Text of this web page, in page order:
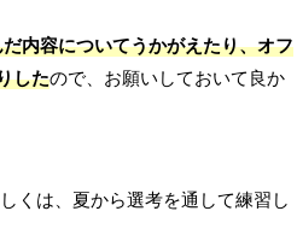
内容についてうかがえたり、オフ
したので、お願いしておいて良か
くは、夏から選考を通して練習し